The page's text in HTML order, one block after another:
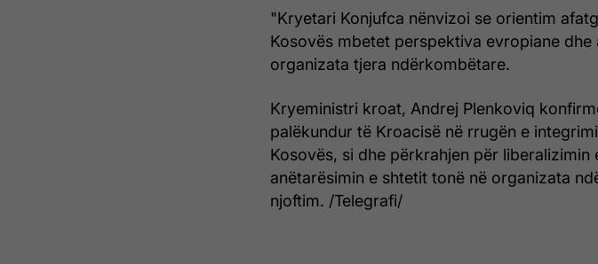
"Kryetari Konjufca nënvizoi se orientim
Kosovës mbetet perspektiva evropiane dhe
organizata tjera ndërkombëtare.
Kryeministri kroat, Andrej Plenkoviq
palëkundur të Kroacisë në rrugën e
Kosovës, si dhe përkrahjen për liberalizimin
anëtarësimin e shtetit tonë në organizata
njoftim. /Telegrafi/